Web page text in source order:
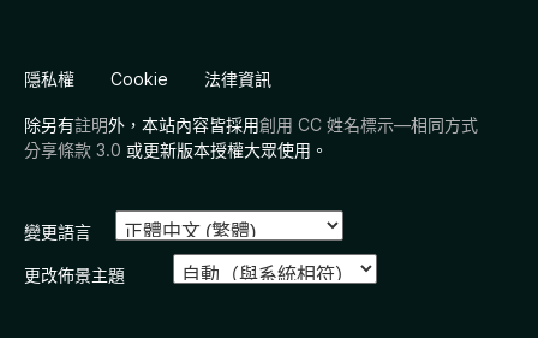
隱私權 Cookie 法律資訊
除另有註明外，本站內容皆採用創用 CC 姓名標示—相同方式
分享條款 3.0 或更新版本授權大眾使用。
變更語言
更改佈景主題